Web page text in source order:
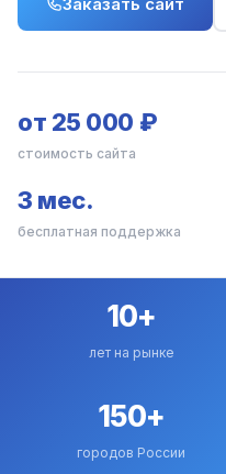
от 25 000 ₽
стоимость сайта
3 мес.
бесплатная поддержка
10+
лет на рынке
150+
городов России